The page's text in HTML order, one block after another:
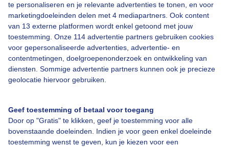
te personaliseren en je relevante advertenties te tonen, en voor
marketingdoeleinden delen met 4 mediapartners. Ook content
van 13 externe platformen wordt enkel getoond met jouw
toestemming. Onze 114 advertentie partners gebruiken cookies
voor gepersonaliseerde advertenties, advertentie- en
contentmetingen, doelgroepenonderzoek en ontwikkeling van
diensten. Sommige advertentie partners kunnen ook je precieze
geolocatie hiervoor gebruiken.
Geef toestemming of betaal voor toegang
Door op "Gratis" te klikken, geef je toestemming voor alle
bovenstaande doeleinden. Indien je voor geen enkel doeleinde
toestemming wenst te geven, kun je kiezen voor een
Over Buienradar
Bedrijfsgegevens
Veelgestelde vragen
Toegankelijkheid
Gebruikersvoorwaarden